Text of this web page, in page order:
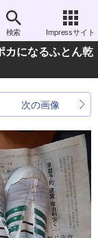
検索 Impressサイト
カになるふとん乾
次の画像